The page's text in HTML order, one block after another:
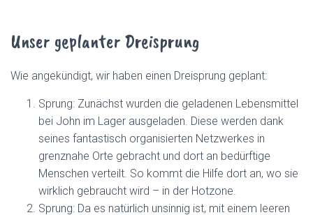
Unser geplanter Dreisprung
Wie angekündigt, wir haben einen Dreisprung geplant:
Sprung: Zunächst wurden die geladenen Lebensmittel
bei John im Lager ausgeladen. Diese werden dank
seines fantastisch organisierten Netzwerkes in
grenznahe Orte gebracht und dort an bedürftige
Menschen verteilt. So kommt die Hilfe dort an, wo sie
wirklich gebraucht wird – in der Hotzone.
Sprung: Da es natürlich unsinnig ist, mit einem leeren